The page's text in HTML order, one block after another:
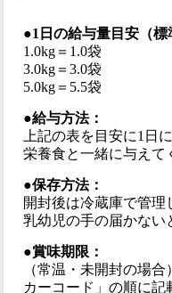
●1日の給与量目安（標
1.0kg＝1.0袋
3.0kg＝3.0袋
5.0kg＝5.5袋
●給与方法：
上記の表を目安に1日
栄養食と一緒に与えて
●保存方法：
開封後は冷蔵庫で管理
乳幼児の手の届かない
●賞味期限：
（常温・未開封の場
カーコード」の順に記